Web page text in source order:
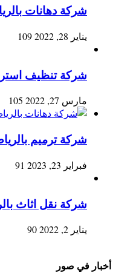
شركة دهانات
يناير 28, 2022 109
شركة تنظيف
مارس 27, 2022 105
شركة ترميم
فبراير 23, 2023 91
شركة نقل اثاث
يناير 2, 2022 90
أخبار في صور